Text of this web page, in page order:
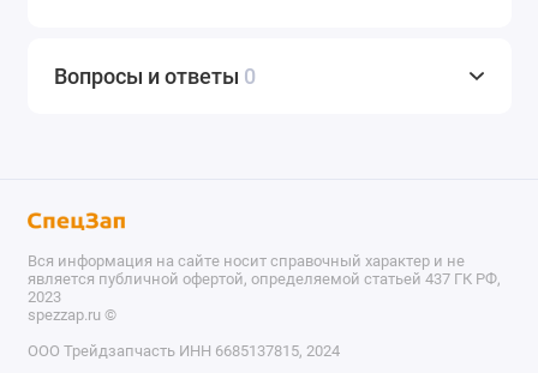
Вопросы и ответы 0
Вся информация на сайте носит справочный характер и не
является публичной офертой, определяемой статьей 437 ГК РФ,
2023
spezzap.ru ©️
ООО Трейдзапчасть ИНН 6685137815, 2024